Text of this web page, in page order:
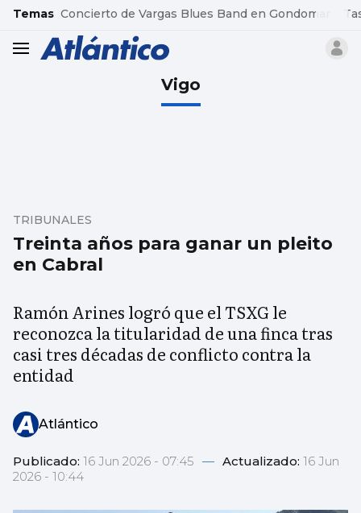
common.go-to-content
Temas Concierto de Vargas Blues Band en Gondomar
header.menu.open
Vigo
Treinta años para ganar un pleito
en Cabral
TRIBUNALES
Ramón Arines logró que el TSXG le
reconozca la titularidad de una finca tras
casi tres décadas de conflicto contra la
entidad
Atlántico
Publicado: 16 Jun 2026 - 07:45 — Actualizado: 16 Jun
2026 - 10:44